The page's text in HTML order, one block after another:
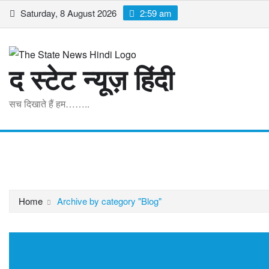
Skip Saturday, 8 August 2026 2:59 am
द स्टेट न्यूज़ हिंदी
सच दिखाते हैं हम……..
Home Archive by category "Blog"